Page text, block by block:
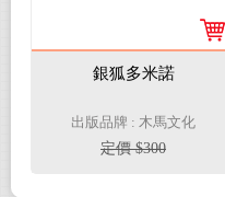
銀狐多米諾
出版品牌 : 木馬文化
定價 $300